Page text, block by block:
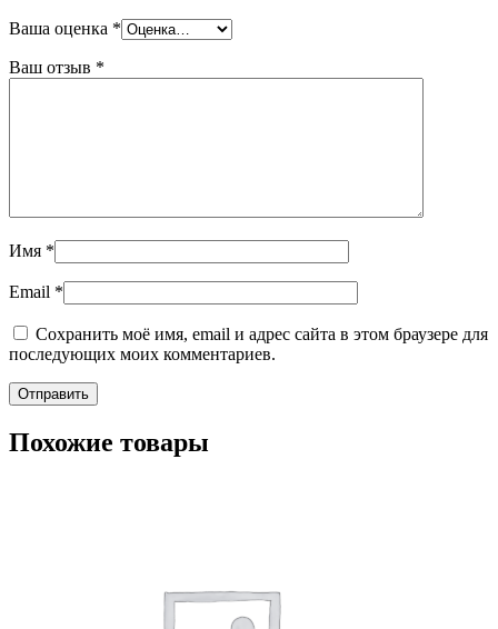
Ваша оценка *
Ваш отзыв *
Имя *
Email *
Сохранить моё имя, email и адрес сайта в этом браузере для
последующих моих комментариев.
Похожие товары